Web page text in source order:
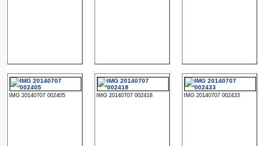
IMG 20140707 002405 IMG 20140707 002418 IMG 20140707 002433